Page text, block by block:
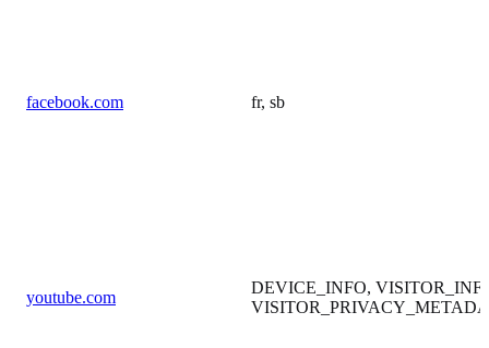
facebook.com fr, sb
youtube.com
DEVICE_INFO,